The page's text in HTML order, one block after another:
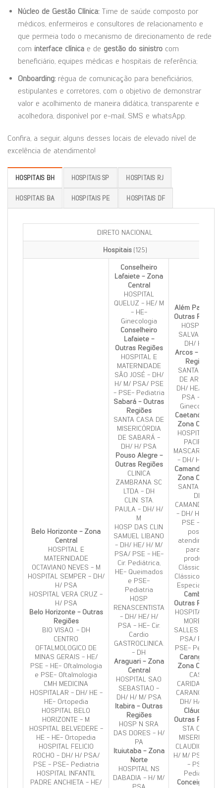
Núcleo de Gestão Clínica:Time de saúde composto por
médicos, enfermeiros e consultores de relacionamento e
que permeia todo o mecanismo de direcionamento de rede
com interface clínicae de gestão do sinistrocom
beneficiário, equipes médicas e hospitais de referência;
Onboarding: régua de comunicação para beneficiários,
estipulantes e corretores, com o objetivo de demonstrar
valor e acolhimento de maneira didática, transparente e
acolhedora, disponível por e-mail, SMS e whatsApp.
Confira, a seguir, alguns desses locais de elevado nível de
excelência de atendimento!
HOSPITAIS BH HOSPITAIS SP HOSPITAIS RJ
HOSPITAIS BA HOSPITAIS PE HOSPITAIS DF
DIRETO NACIONAL
Hospitais (125)
Belo Horizonte - Zona
Central
HOSPITAL E
MATERNIDADE
OCTAVIANO NEVES - M
HOSPITAL SEMPER - DH/
H/ PSA
HOSPITAL VERA CRUZ -
H/ PSA
Belo Horizonte - Outras
Regiões
BIO VISAO. - DH
CENTRO
OFTALMOLOGICO DE
MINAS GERAIS - HE/
PSE - HE- Oftalmologia
e PSE- Oftalmologia
CMH MEDICINA
HOSPITALAR - DH/ HE -
HE- Ortopedia
HOSPITAL BELO
HORIZONTE - M
HOSPITAL BELVEDERE -
HE - HE- Ortopedia
HOSPITAL FELICIO
ROCHO - DH/ H/ PSA/
PSE - PSE- Pediatria
HOSPITAL INFANTIL
PADRE ANCHIETA - HE/
Conselheiro
Lafaiete - Zona
Central
HOSPITAL
QUELUZ - HE/ M
- HE-
Ginecologia
Conselheiro
Lafaiete -
Outras Regiões
HOSPITAL E
MATERNIDADE
SÃO JOSÉ - DH/
H/ M/ PSA/ PSE
- PSE- Pediatria
Sabará - Outras
Regiões
SANTA CASA DE
MISERICÓRDIA
DE SABARÁ -
DH/ H/ PSA
Pouso Alegre -
Outras Regiões
CLINICA
ZAMBRANA SC
LTDA - DH
CLIN. STA.
PAULA - DH/ H/
M
HOSP DAS CLIN
SAMUEL LIBANO
- DH/ HE/ H/ M/
PSA/ PSE - HE-
Cir. Pediátrica,
HE- Queimados
e PSE-
Pediatria
HOSP
RENASCENTISTA
- DH/ HE/ H/
PSA - HE- Cir.
Cardio
GASTROCLINICA.
- DH
Araguari - Zona
Central
HOSPITAL SAO
SEBASTIAO -
DH/ H/ M/ PSA
Itabira - Outras
Regiões
HOSP N SRA
DAS DORES - H/
PA
Ituiutaba - Zona
Norte
HOSPITAL NS
DABADIA - H/ M/
Além Paraíba -
Outras Regiões
HOSP SAO
SALVADOR -
DH/ H/ M
Arcos - Outras
Regiões
SANTA CASA
DE ARCOS -
DH/ HE/ H/ M/
PSA - HE-
Ginecologia
Caetanópolis -
Zona Central
HOSPITAL DR
PACIFICO
MASCARENHAS
- DH/ H/ PSA
Camanducaia -
Zona Central
SANTA CASA
DE
CAMANDUCAIA
- DH/ H/ PSA/
PSE - Não
possui
atendimento
para os
produtos
Clássico 100,
Clássico Vital e
Especial Vital.
Cambuí -
Outras Regiões
HOSPITAL ANA
MOREIRA
SALLES - H/ M/
PSA/ PSE -
PSE- Pediatria
Carangola -
Zona Central
CASA
CARIDADE DE
CARANGOLA -
DH/ H/ PSA
Cláudio -
Outras Regiões
STA CASA
MISERICORD
CLAUDIO - DH/
H/ M/ PSA/ PSE
- PSE-
Pediatria
Conceição do